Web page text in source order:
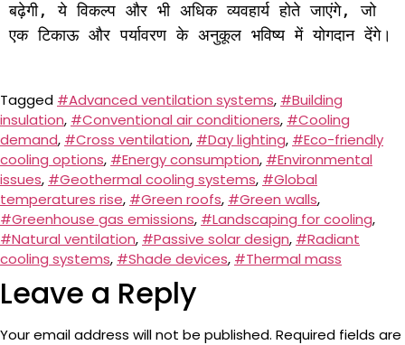
बढ़ेगी, ये विकल्प और भी अधिक व्यवहार्य होते जाएंगे, जो
एक टिकाऊ और पर्यावरण के अनुकूल भविष्य में योगदान देंगे।
Tagged #Advanced ventilation systems, #Building
insulation, #Conventional air conditioners, #Cooling
demand, #Cross ventilation, #Day lighting, #Eco-friendly
cooling options, #Energy consumption, #Environmental
issues, #Geothermal cooling systems, #Global
temperatures rise, #Green roofs, #Green walls,
#Greenhouse gas emissions, #Landscaping for cooling,
#Natural ventilation, #Passive solar design, #Radiant
cooling systems, #Shade devices, #Thermal mass
Leave a Reply
Your email address will not be published. Required fields are